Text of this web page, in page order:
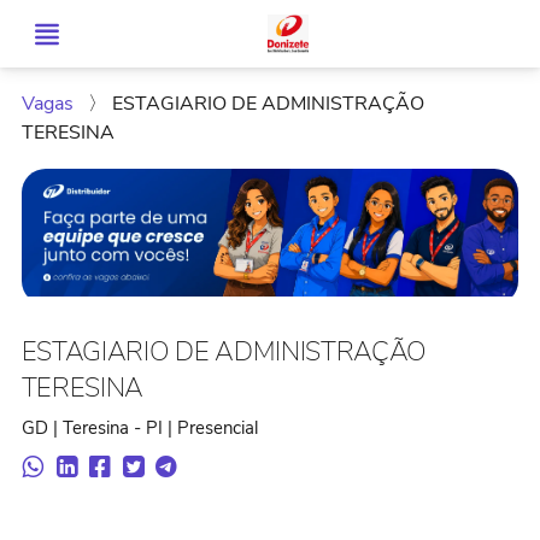
Vagas 〉
ESTAGIARIO DE ADMINISTRAÇÃO
TERESINA
ESTAGIARIO DE ADMINISTRAÇÃO
TERESINA
GD | Teresina - PI | Presencial